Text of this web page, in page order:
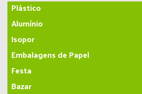
Plástico
Alumínio
Isopor
Embalagens de Papel
Festa
Bazar